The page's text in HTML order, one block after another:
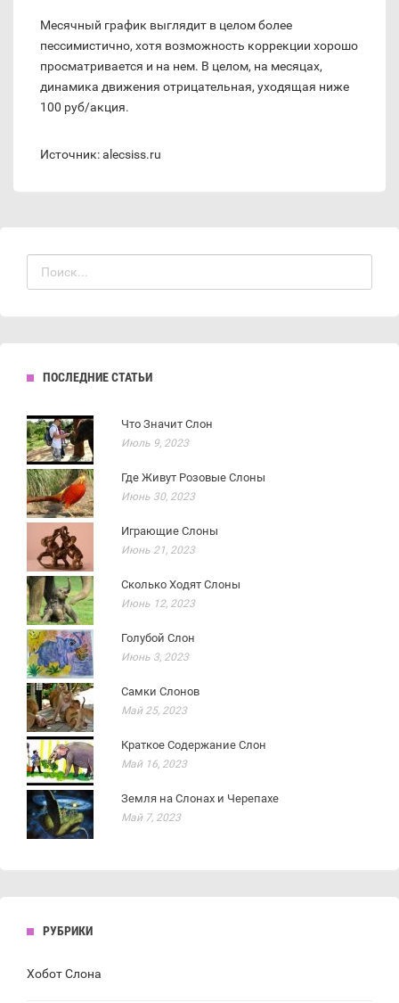
Месячный график выглядит в целом более
пессимистично, хотя возможность коррекции хорошо
просматривается и на нем. В целом, на месяцах,
динамика движения отрицательная, уходящая ниже
100 руб/акция.
Источник: alecsiss.ru
ПОСЛЕДНИЕ СТАТЬИ
Что Значит Слон
Июль 9, 2023
Где Живут Розовые Слоны
Июнь 30, 2023
Играющие Слоны
Июнь 21, 2023
Сколько Ходят Слоны
Июнь 12, 2023
Голубой Слон
Июнь 3, 2023
Самки Слонов
Май 25, 2023
Краткое Содержание Слон
Май 16, 2023
Земля на Слонах и Черепахе
Май 7, 2023
РУБРИКИ
Хобот Слона